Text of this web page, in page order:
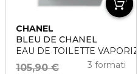
CHANEL
BLEU DE CHANEL
EAU DE TOILETTE
105,90 € 3 formati